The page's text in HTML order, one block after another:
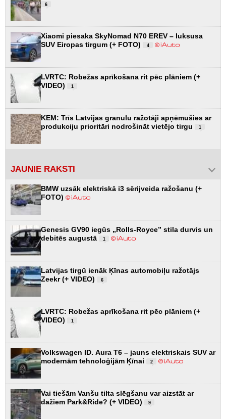
6
Xiaomi piesaka SkyNomad N70 EREV – luksusa
SUV Eiropas tirgum (+ FOTO)
4
LVRTC: Robežas aprīkošana rit pēc plāniem (+
VIDEO)
1
KEM: Trīs Latvijas granulu ražotāji apņēmušies ar
produkciju prioritāri nodrošināt vietējo tirgu
1
JAUNIE RAKSTI
BMW uzsāk elektriskā i3 sērijveida ražošanu (+
FOTO)
Genesis GV90 iegūs „Rolls-Royce” stila durvis un
debitēs augustā
1
Latvijas tirgū ienāk Ķīnas automobiļu ražotājs
Zeekr (+ VIDEO)
6
LVRTC: Robežas aprīkošana rit pēc plāniem (+
VIDEO)
1
Volkswagen ID. Aura T6 – jauns elektriskais SUV ar
modernām tehnoloģijām Ķīnai
2
Vai tiešām Vanšu tilta slēgšanu var aizstāt ar
dažiem Park&Ride? (+ VIDEO)
9